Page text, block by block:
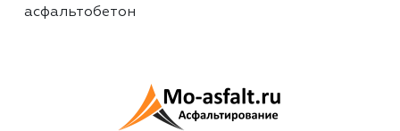
асфальтобетон